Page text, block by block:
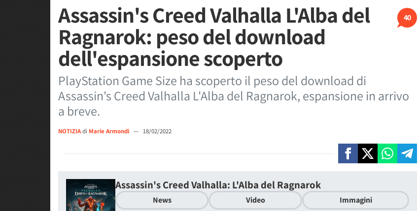
40
Assassin's Creed Valhalla L'Alba del
Ragnarok: peso del download
dell'espansione scoperto
PlayStation Game Size ha scoperto il peso del download di
Assassin's Creed Valhalla L'Alba del Ragnarok, espansione in arrivo
a breve.
NOTIZIAdi Marie Armondi — 18/02/2022
Assassin's Creed Valhalla: L'Alba del Ragnarok
News Video Immagini